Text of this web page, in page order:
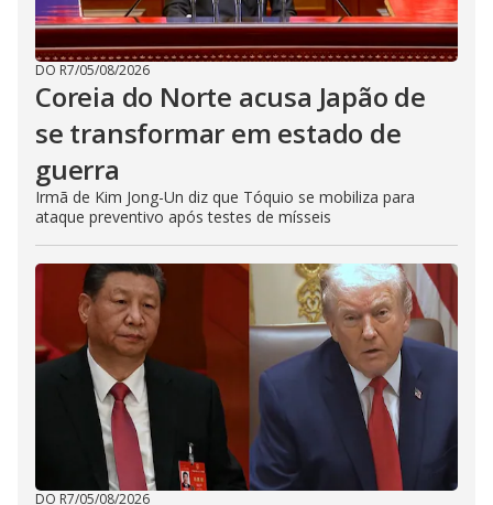
DO R7/05/08/2026
Coreia do Norte acusa Japão de
se transformar em estado de
guerra
Irmã de Kim Jong-Un diz que Tóquio se mobiliza para
ataque preventivo após testes de mísseis
DO R7/05/08/2026